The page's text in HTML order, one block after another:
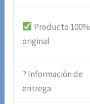
Producto 100%
original
? Información de
entrega